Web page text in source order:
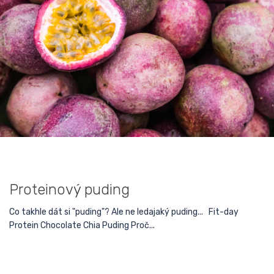
Proteinový puding
Co takhle dát si "puding"? Ale ne ledajaký puding... Fit-day
Protein Chocolate Chia Puding Proč...